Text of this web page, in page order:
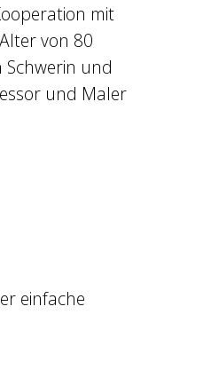
mit
von 80
Schwerin und
und Maler
einfache